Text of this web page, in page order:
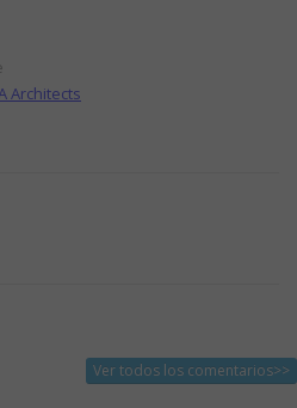
Architects
Ver todos los comentarios>>